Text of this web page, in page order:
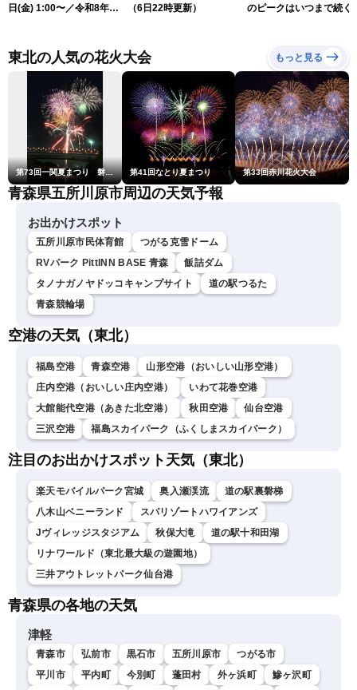
日(金) 1:00〜／令和8年熊
スLiVE〉
（6日22時更新）
のピークはいつまで続く
東北の人気の花火大会 もっと見る
第73回一関夏まつり 磐井川川開き花火大会 第41回なとり夏まつり 第33回赤川花火大会
青森県五所川原市周辺の天気予報
お出かけスポット
五所川原市民体育館
つがる克雪ドーム
RVパーク PittINN BASE 青森
飯詰ダム
タノナガノヤドッコキャンプサイト
道の駅つるた
青森競輪場
空港の天気（東北）
福島空港 青森空港
山形空港（おいしい山形空港）
庄内空港（おいしい庄内空港）
いわて花巻空港
大館能代空港（あきた北空港）
秋田空港
仙台空港
三沢空港
福島スカイパーク（ふくしまスカイパーク）
注目のお出かけスポット天気（東北）
楽天モバイルパーク宮城 奥入瀬渓流
道の駅裏磐梯
八木山ベニーランド
スパリゾートハワイアンズ
Jヴィレッジスタジアム
秋保大滝
道の駅十和田湖
リナワールド（東北最大級の遊園地）
三井アウトレットパーク仙台港
青森県の各地の天気
津軽
青森市 弘前市 黒石市 五所川原市
つがる市
平川市
平内町 今別町 蓬田村 外ヶ浜町 鰺ヶ沢町